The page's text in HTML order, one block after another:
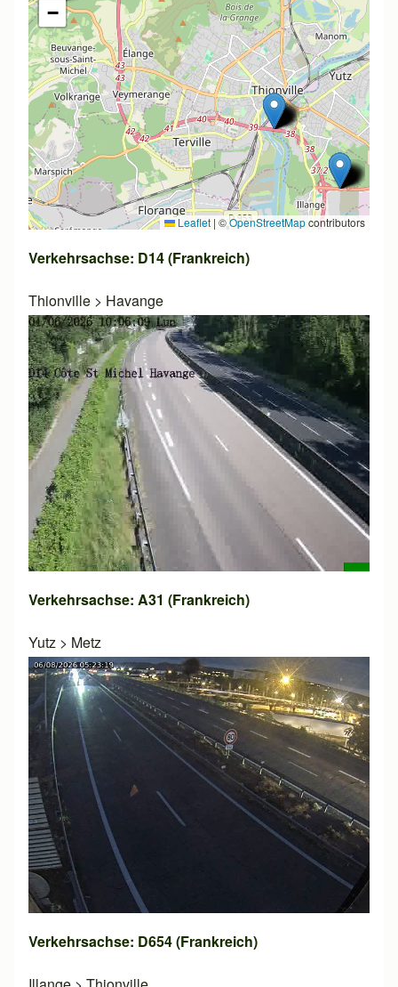
−
Leaflet | ©OpenStreetMapcontributors
Verkehrsachse: D14 (Frankreich)
Thionville > Havange
Verkehrsachse: A31 (Frankreich)
Yutz > Metz
Verkehrsachse: D654 (Frankreich)